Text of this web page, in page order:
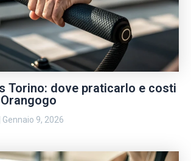
Torino: dove praticarlo e costi
Gennaio 9, 2026